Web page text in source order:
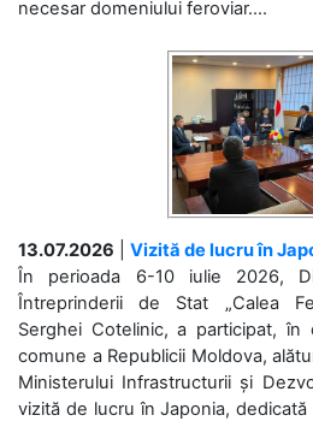
necesar domeniului feroviar....
13.07.2026
Vizită de lucru în
În perioada 6-10 iulie 2026,
Întreprinderii de Stat „Calea
Serghei Cotelinic, a participat, în
comune a Republicii Moldova,
Ministerului Infrastructurii și
vizită de lucru în Japonia,